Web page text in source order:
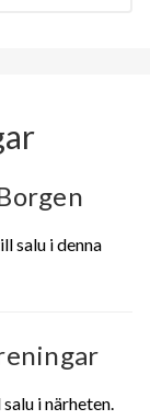
salu i denna
i närheten.